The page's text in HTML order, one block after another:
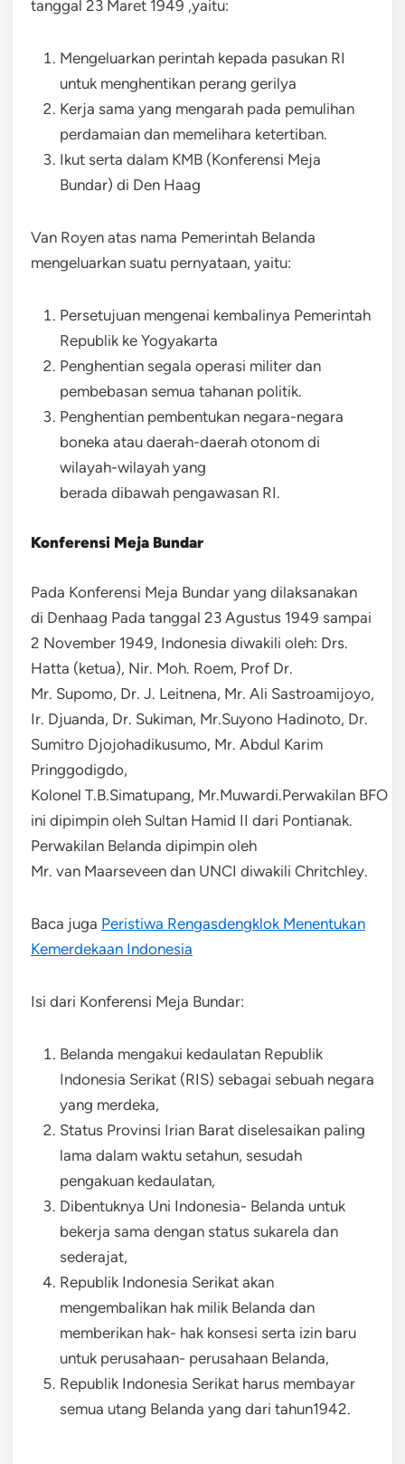
tanggal 23 Maret 1949 ,yaitu:
Mengeluarkan perintah kepada pasukan RI
untuk menghentikan perang gerilya
Kerja sama yang mengarah pada pemulihan
perdamaian dan memelihara ketertiban.
Ikut serta dalam KMB (Konferensi Meja
Bundar) di Den Haag
Van Royen atas nama Pemerintah Belanda
mengeluarkan suatu pernyataan, yaitu:
Persetujuan mengenai kembalinya Pemerintah
Republik ke Yogyakarta
Penghentian segala operasi militer dan
pembebasan semua tahanan politik.
Penghentian pembentukan negara-negara
boneka atau daerah-daerah otonom di
wilayah-wilayah yang
berada dibawah pengawasan RI.
Konferensi Meja Bundar
Pada Konferensi Meja Bundar yang dilaksanakan
di Denhaag Pada tanggal 23 Agustus 1949 sampai
2 November 1949, Indonesia diwakili oleh: Drs.
Hatta (ketua), Nir. Moh. Roem, Prof Dr.
Mr. Supomo, Dr. J. Leitnena, Mr. Ali Sastroamijoyo,
Ir. Djuanda, Dr. Sukiman, Mr.Suyono Hadinoto, Dr.
Sumitro Djojohadikusumo, Mr. Abdul Karim
Pringgodigdo,
Kolonel T.B.Simatupang, Mr.Muwardi.Perwakilan BFO
ini dipimpin oleh Sultan Hamid II dari Pontianak.
Perwakilan Belanda dipimpin oleh
Mr. van Maarseveen dan UNCI diwakili Chritchley.
Baca juga Peristiwa Rengasdengklok Menentukan
Kemerdekaan Indonesia
Isi dari Konferensi Meja Bundar:
Belanda mengakui kedaulatan Republik
Indonesia Serikat (RIS) sebagai sebuah negara
yang merdeka,
Status Provinsi Irian Barat diselesaikan paling
lama dalam waktu setahun, sesudah
pengakuan kedaulatan,
Dibentuknya Uni Indonesia- Belanda untuk
bekerja sama dengan status sukarela dan
sederajat,
Republik Indonesia Serikat akan
mengembalikan hak milik Belanda dan
memberikan hak- hak konsesi serta izin baru
untuk perusahaan- perusahaan Belanda,
Republik Indonesia Serikat harus membayar
semua utang Belanda yang dari tahun1942.